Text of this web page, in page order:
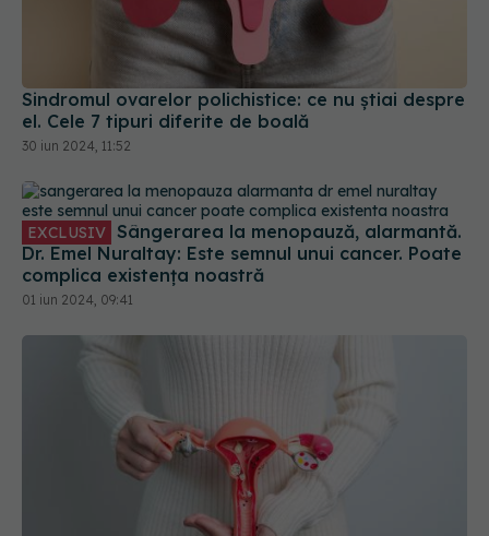
Sindromul ovarelor polichistice: ce nu știai despre
el. Cele 7 tipuri diferite de boală
30 iun 2024, 11:52
EXCLUSIV
Dr. Emel Nuraltay: Este semnul unui cancer. Poate
complica existența noastră
01 iun 2024, 09:41